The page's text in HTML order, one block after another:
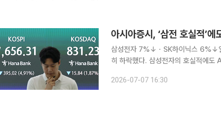
아시아증시, ‘삼전 호실적’
삼성전자 7%↓ㆍSK하이닉스 6%↓일본 시총 1
히 하락했다. 삼성전자의 호실적에도
쳤다. 특히 코스피는 장중 8% 급락해
2026-07-07 16:30